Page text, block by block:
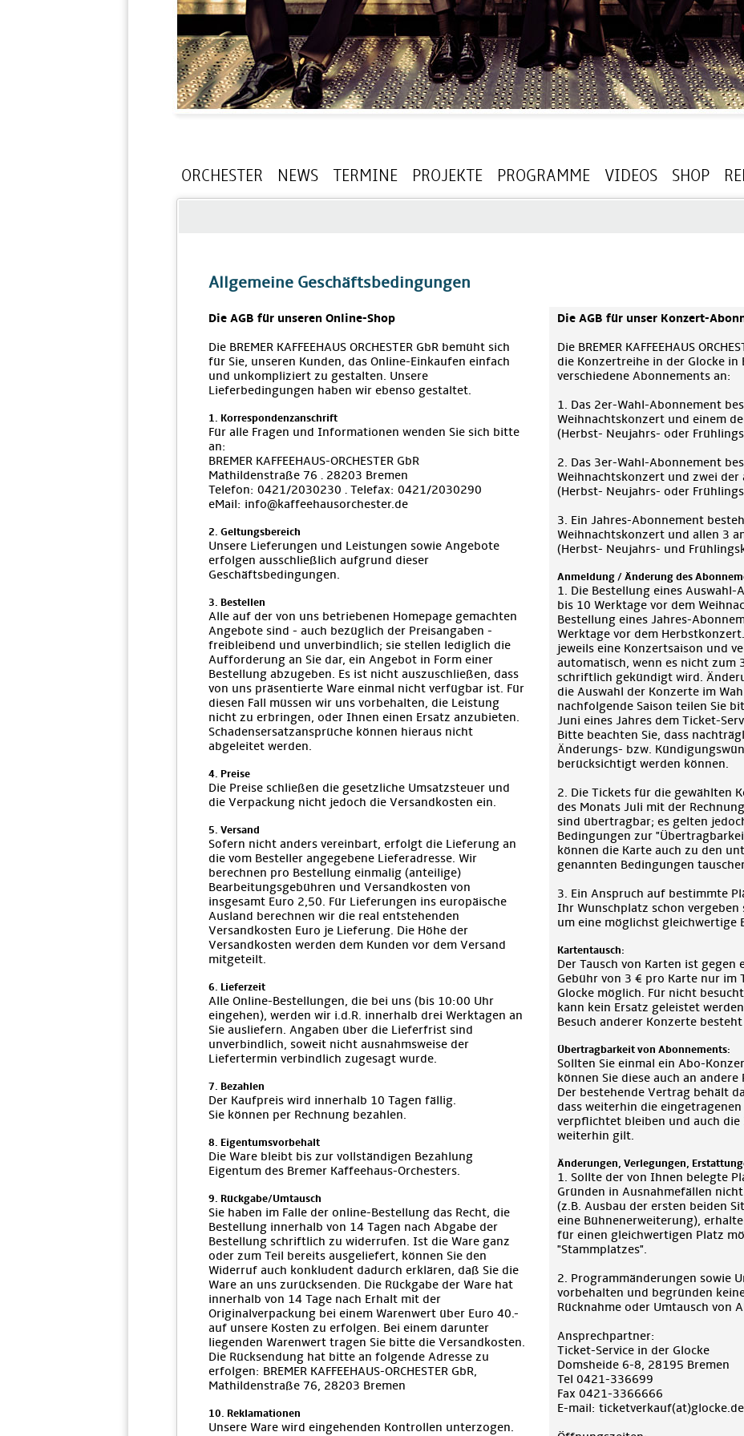
ORCHESTER NEWS TERMINE PROJEKTE PROGRAMME VIDEOS SHOP
Allgemeine Geschäftsbedingungen
Die AGB für unseren Online-Shop
Die BREMER KAFFEEHAUS ORCHESTER GbR bemüht sich
für Sie, unseren Kunden, das Online-Einkaufen einfach
und unkompliziert zu gestalten. Unsere
Lieferbedingungen haben wir ebenso gestaltet.
1. Korrespondenzanschrift
Für alle Fragen und Informationen wenden Sie sich bitte
an:
BREMER KAFFEEHAUS-ORCHESTER GbR
Mathildenstraße 76 · 28203 Bremen
Telefon: 0421/2030230 · Telefax: 0421/2030290
eMail: info@kaffeehausorchester.de
2. Geltungsbereich
Unsere Lieferungen und Leistungen sowie Angebote
erfolgen ausschließlich aufgrund dieser
Geschäftsbedingungen.
3. Bestellen
Alle auf der von uns betriebenen Homepage gemachten
Angebote sind - auch bezüglich der Preisangaben -
freibleibend und unverbindlich; sie stellen lediglich die
Aufforderung an Sie dar, ein Angebot in Form einer
Bestellung abzugeben. Es ist nicht auszuschließen, dass
von uns präsentierte Ware einmal nicht verfügbar ist. Für
diesen Fall müssen wir uns vorbehalten, die Leistung
nicht zu erbringen, oder Ihnen einen Ersatz anzubieten.
Schadensersatzansprüche können hieraus nicht
abgeleitet werden.
4. Preise
Die Preise schließen die gesetzliche Umsatzsteuer und
die Verpackung nicht jedoch die Versandkosten ein.
5. Versand
Sofern nicht anders vereinbart, erfolgt die Lieferung an
die vom Besteller angegebene Lieferadresse. Wir
berechnen pro Bestellung einmalig (anteilige)
Bearbeitungsgebühren und Versandkosten von
insgesamt Euro 2,50. Für Lieferungen ins europäische
Ausland berechnen wir die real entstehenden
Versandkosten Euro je Lieferung. Die Höhe der
Versandkosten werden dem Kunden vor dem Versand
mitgeteilt.
6. Lieferzeit
Alle Online-Bestellungen, die bei uns (bis 10:00 Uhr
eingehen), werden wir i.d.R. innerhalb drei Werktagen an
Sie ausliefern. Angaben über die Lieferfrist sind
unverbindlich, soweit nicht ausnahmsweise der
Liefertermin verbindlich zugesagt wurde.
7. Bezahlen
Der Kaufpreis wird innerhalb 10 Tagen fällig.
Sie können per Rechnung bezahlen.
8. Eigentumsvorbehalt
Die Ware bleibt bis zur vollständigen Bezahlung
Eigentum des Bremer Kaffeehaus-Orchesters.
9. Rückgabe/Umtausch
Sie haben im Falle der online-Bestellung das Recht, die
Bestellung innerhalb von 14 Tagen nach Abgabe der
Bestellung schriftlich zu widerrufen. Ist die Ware ganz
oder zum Teil bereits ausgeliefert, können Sie den
Widerruf auch konkludent dadurch erklären, daß Sie die
Ware an uns zurücksenden. Die Rückgabe der Ware hat
innerhalb von 14 Tage nach Erhalt mit der
Originalverpackung bei einem Warenwert über Euro 40.-
auf unsere Kosten zu erfolgen. Bei einem darunter
liegenden Warenwert tragen Sie bitte die Versandkosten.
Die Rücksendung hat bitte an folgende Adresse zu
erfolgen: BREMER KAFFEEHAUS-ORCHESTER GbR,
Mathildenstraße 76, 28203 Bremen
10. Reklamationen
Unsere Ware wird eingehenden Kontrollen unterzogen.
Die AGB für unser Konzert-
Die BREMER KAFFEEHAUS
die Konzertreihe in der Glocke in
verschiedene Abonnements an:
1. Das 2er-Wahl-Abonnement
Weihnachtskonzert und einem
(Herbst- Neujahrs- oder
2. Das 3er-Wahl-Abonnement
Weihnachtskonzert und zwei der
(Herbst- Neujahrs- oder
3. Ein Jahres-Abonnement
Weihnachtskonzert und allen 3
(Herbst- Neujahrs- und
Anmeldung / Änderung des
1. Die Bestellung eines
bis 10 Werktage vor dem
Bestellung eines Jahres-
Werktage vor dem
jeweils eine Konzertsaison und
automatisch, wenn es nicht zum
schriftlich gekündigt wird.
die Auswahl der Konzerte im
nachfolgende Saison teilen Sie
Juni eines Jahres dem Ticket-
Bitte beachten Sie, dass
Änderungs- bzw.
berücksichtigt werden können.
2. Die Tickets für die gewählten
des Monats Juli mit der
sind übertragbar; es gelten
Bedingungen zur
können die Karte auch zu den
genannten Bedingungen
3. Ein Anspruch auf bestimmte
Ihr Wunschplatz schon
um eine möglichst gleichwertige
Kartentausch:
Der Tausch von Karten ist gegen
Gebühr von 3 € pro Karte nur im
Glocke möglich. Für nicht
kann kein Ersatz geleistet
Besuch anderer Konzerte
Übertragbarkeit von Abonnements:
Sollten Sie einmal ein Abo-
können Sie diese auch an
Der bestehende Vertrag behält
dass weiterhin die
verpflichtet bleiben und auch
weiterhin gilt.
Änderungen, Verlegungen,
1. Sollte der von Ihnen belegte
Gründen in Ausnahmefällen
(z.B. Ausbau der ersten beiden
eine Bühnenerweiterung),
für einen gleichwertigen Platz
"Stammplatzes".
2. Programmänderungen sowie
vorbehalten und begründen
Rücknahme oder Umtausch von
Ansprechpartner:
Ticket-Service in der Glocke
Domsheide 6-8, 28195 Bremen
Tel 0421-336699
Fax 0421-3366666
E-mail: ticketverkauf(at)glocke.de